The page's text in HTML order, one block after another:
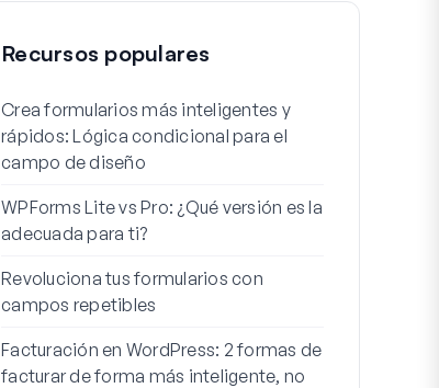
Recursos populares
Crea formularios más inteligentes y
rápidos: Lógica condicional para el
campo de diseño
WPForms Lite vs Pro: ¿Qué versión es la
adecuada para ti?
Revoluciona tus formularios con
campos repetibles
Facturación en WordPress: 2 formas de
facturar de forma más inteligente, no